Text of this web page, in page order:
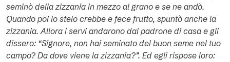
seminò della zizzania in mezzo al grano e se ne andò.
Quando poi lo stelo crebbe e fece frutto, spuntò anche la
zizzania. Allora i servi andarono dal padrone di casa e gli
dissero: “Signore, non hai seminato del buon seme nel tuo
campo? Da dove viene la zizzania?”. Ed egli rispose loro: